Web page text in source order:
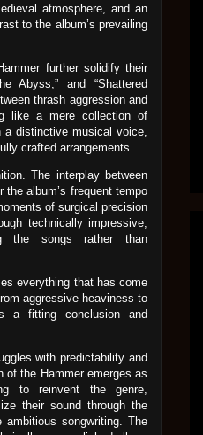
atmosphere, and an
to the album’s prevailing
further solidify their
Abyss,” and “Shattered
thrash aggression and
like a mere collection of
distinctive musical voice,
crafted arrangements.
The interplay between
album’s frequent tempo
of surgical precision
technically impressive,
the songs rather than
everything that has come
aggressive heaviness to
a fitting conclusion and
with predictability and
of the Hammer emerges as
to reinvent the genre,
their sound through the
songwriting. The